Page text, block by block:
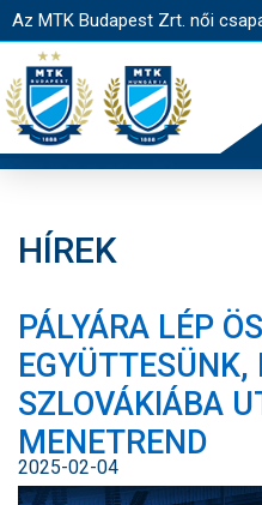
Az MTK Budapest Zrt. női
JEGYÉRTÉKESÍTÉS
EGYESÜLET
HÍREK
PÁLYÁRA LÉP
EGYÜTTESÜNK,
SZLOVÁKIÁBA
MENETREND
2025-02-04